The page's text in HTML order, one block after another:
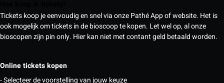
Tickets koop je eenvoudig en snel via onze Pathé App of website. Het is
ook mogelijk om tickets in de bioscoop te kopen. Let wel op, al onze
bioscopen zijn pin only. Hier kan niet met contant geld betaald worden.
Online tickets kopen
- Selecteer de voorstelling van jouw keuze